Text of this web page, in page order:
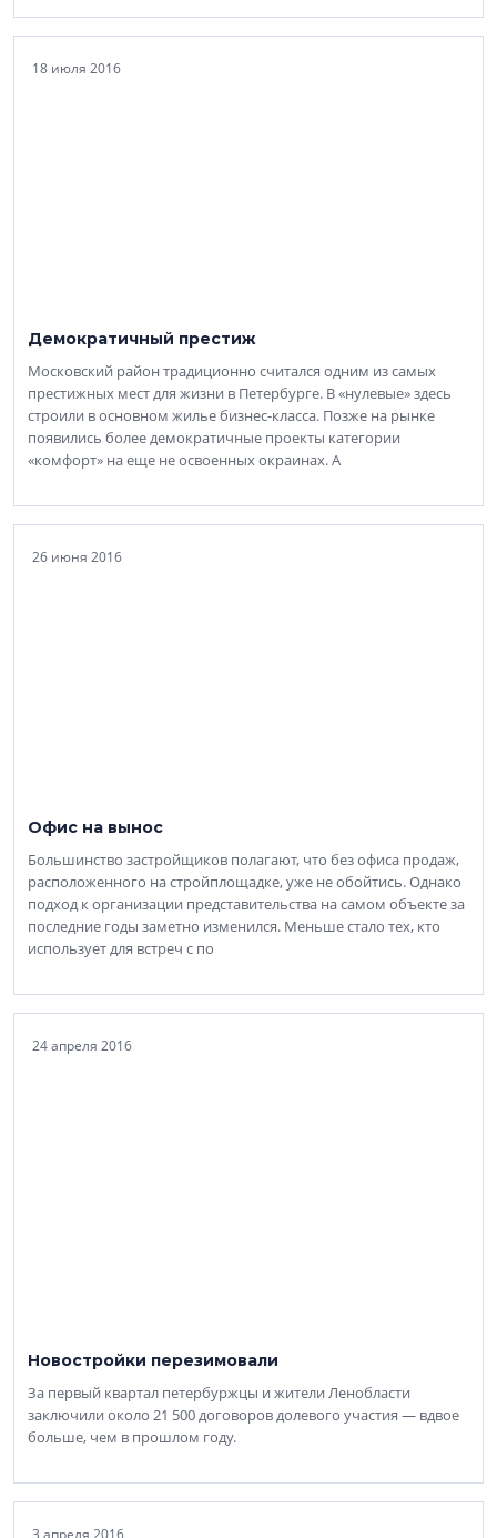
18 июля 2016
Демократичный престиж
Московский район традиционно считался одним из самых
престижных мест для жизни в Петербурге. В «нулевые» здесь
строили в основном жилье бизнес-класса. Позже на рынке
появились более демократичные проекты категории
«комфорт» на еще не освоенных окраинах. А
26 июня 2016
Офис на вынос
Большинство застройщиков полагают, что без офиса продаж,
расположенного на стройплощадке, уже не обойтись. Однако
подход к организации представительства на самом объекте за
последние годы заметно изменился. Меньше стало тех, кто
использует для встреч с по
24 апреля 2016
Новостройки перезимовали
За первый квартал петербуржцы и жители Ленобласти
заключили около 21 500 договоров долевого участия — вдвое
больше, чем в прошлом году.
3 апреля 2016